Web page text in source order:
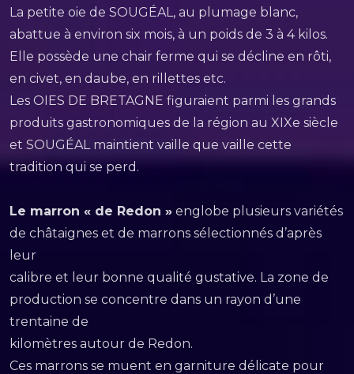
La petite oie de SOUGÉAL, au plumage blanc,
abattue à environ six mois, à un poids de 3 à 4 kilos.
Elle possède une chair ferme qui se décline en rôti,
en civet, en daube, en rillettes etc.
Les OIES DE BRETAGNE figuraient parmi les grands
produits gastronomiques de la région au XIXe siècle
et SOUGÉAL maintient vaille que vaille cette
tradition qui se perd.
Le marron « de Redon » englobe plusieurs variétés
de châtaignes et de marrons sélectionnés d’après
leur
calibre et leur bonne qualité gustative. La zone de
production se concentre dans un rayon d’une
trentaine de
kilomètres autour de Redon.
Ces marrons se muent en garniture délicate pour